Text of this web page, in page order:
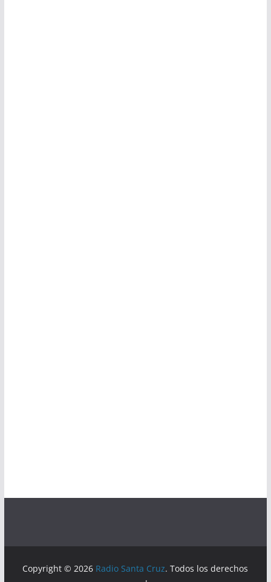
Copyright © 2026 Radio Santa Cruz. Todos los derechos